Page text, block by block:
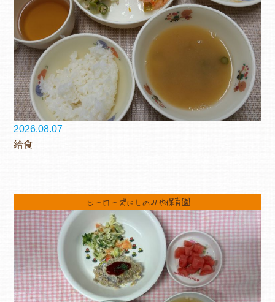
2026.08.07
給食
ヒーローズにしのみや保育園